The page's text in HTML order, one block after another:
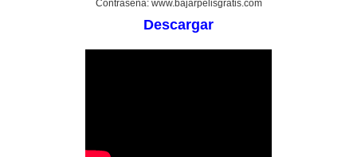
Contraseña: www.bajarpelisgratis.com
Descargar